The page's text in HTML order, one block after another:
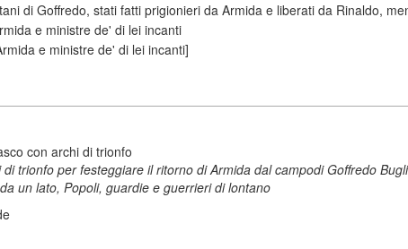
di Goffredo, stati fatti prigionieri da Armida e liberati da Rinaldo,
e ministre de' di lei incanti
e ministre de' di lei incanti]
con archi di trionfo
trionfo per festeggiare il ritorno di Armida dal campodi Goffredo
un lato, Popoli, guardie e guerrieri di lontano